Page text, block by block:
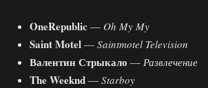
OneRepublic — Oh My My
Saint Motel — Saintmotel Television
Валентин Стрыкало — Развлечение
The Weeknd — Starboy